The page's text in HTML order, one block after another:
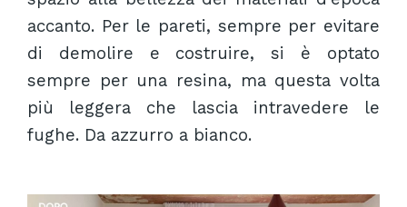
accanto. Per le pareti, sempre per evitare
di demolire e costruire, si è optato
sempre per una resina, ma questa volta
più leggera che lascia intravedere le
fughe. Da azzurro a bianco.